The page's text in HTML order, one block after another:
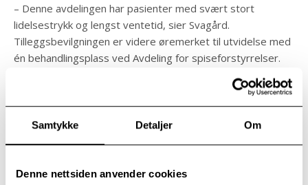
Samtykke Detaljer Om
Denne nettsiden anvender cookies
– Denne avdelingen har pasienter med svært stort
lidelsestrykk og lengst ventetid, sier Svagård.
Tilleggsbevilgningen er videre øremerket til utvidelse med
én behandlingsplass ved Avdeling for spiseforstyrrelser.
behandlingstilbudet ved de øvrige avdelinger. Bevilgningen
vil i tillegg muliggjøre økt satsing på forskning og
forebygging, samt intern veiledning og
Dårlige pasienter